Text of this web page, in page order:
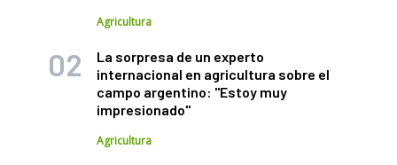
Agricultura
La sorpresa de un experto
internacional en agricultura sobre el
campo argentino: "Estoy muy
impresionado"
Agricultura